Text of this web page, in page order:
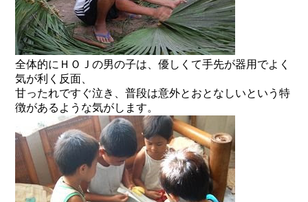
全体的にＨＯＪの男の子は、優しくて手先が器用でよく
気が利く反面、
甘ったれですぐ泣き、普段は意外とおとなしいという特
徴があるような気がします。